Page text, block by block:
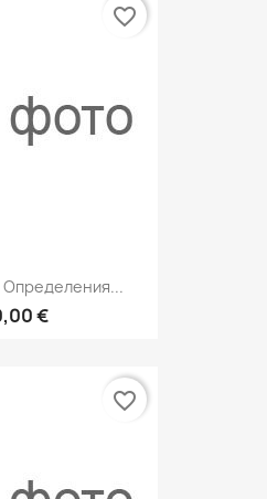
€
favorite_border
favorite_border